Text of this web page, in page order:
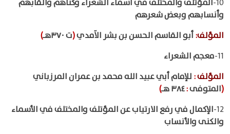
10- المؤتلف والمختلف في أسماء الشعراء وكناهم وألقابهم
وأنسابهم وبعض شعرهم
المؤلف:أبو القاسم الحسن بن بشر الآمدي(ت ٣٧٠هـ
)
11- معجم الشعراء
المؤلف: للإمام أبي عبيد الله محمد بن عمران المرزباني
(المتوفى:٣٨٤ هـ
)
12- الإكمال في رفع الارتياب عن المؤتلف والمختلف في الأسماء
والكنى والأنساب